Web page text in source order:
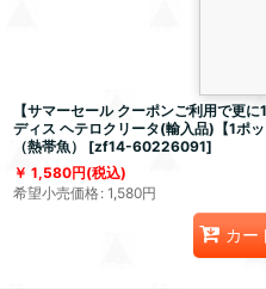
【サマーセール クーポンご利用で更
ディス ヘテロクリータ(輸入品)【1ポ
（熱帯魚）
[zf14-60226091]
1,580円(税込)
希望小売価格: 1,580円
カー